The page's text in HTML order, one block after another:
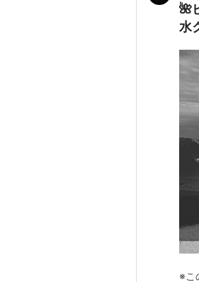
🌺
水
※こ